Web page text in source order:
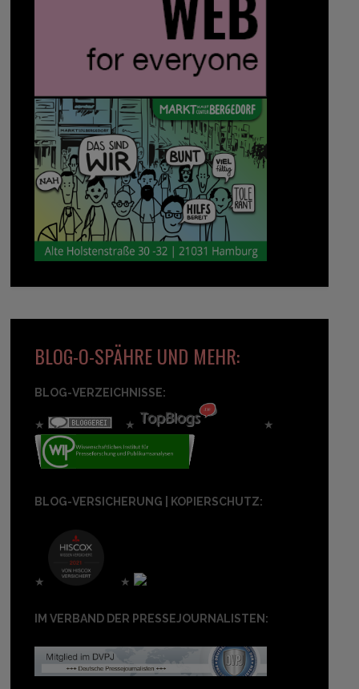
BLOG-O-SPÄHRE UND MEHR:
BLOG-VERZEICHNISSE:
★ ★ ★
BLOG-VERSICHERUNG | KOPIERSCHUTZ:
★ ★
IM VERBAND DER PRESSEJOURNALISTEN: